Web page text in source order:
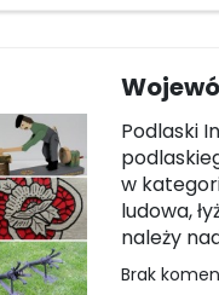
Podlaski
w
ludowa,
należy
Brak